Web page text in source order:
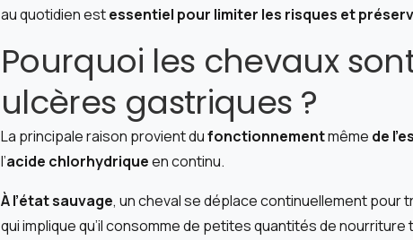
au quotidien estessentiel pour limiter les risques et
Pourquoi les chevaux
ulcères gastriques ?
La principale raison provient dufonctionnementmême de
l’acide chlorhydriqueen continu.
À l’état sauvage, un cheval se déplace continuellement pour
qui implique qu’il consomme de petites quantités de nourriture